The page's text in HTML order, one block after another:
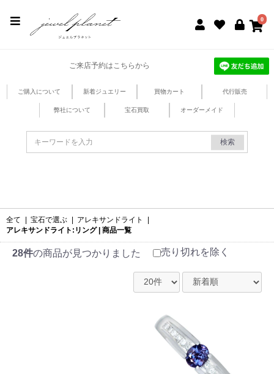
0
ご来店予約はこちらから
ご購入について 新着ジュエリー 買物カート 代行販売
弊社について 宝石買取 オーダーメイド
検索
全て 宝石で選ぶ アレキサンドライト
アレキサンドライト:リング | 商品一覧
28件の商品が見つかりました 売り切れを除く